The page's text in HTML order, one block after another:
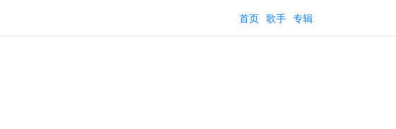
首页 歌手 专辑